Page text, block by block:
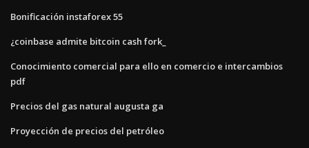
Bonificación instaforex 55
¿coinbase admite bitcoin cash fork_
Conocimiento comercial para ello en comercio e intercambios
pdf
Precios del gas natural augusta ga
Proyección de precios del petróleo